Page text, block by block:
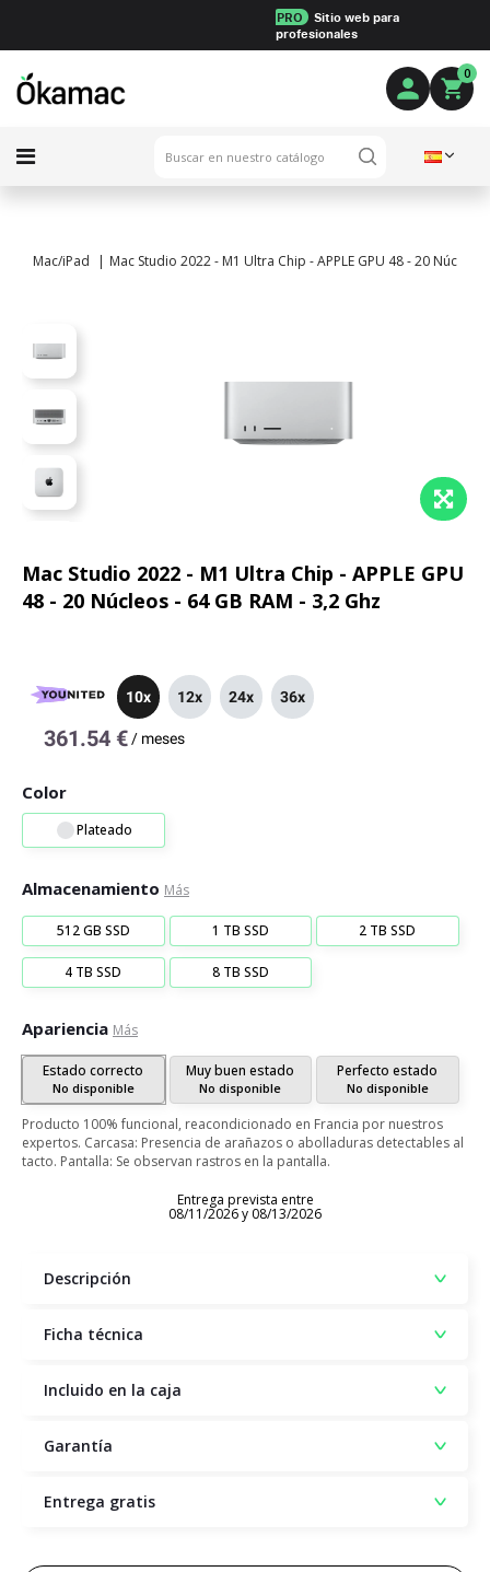
PRO
Sitio web para
profesionales
0
Mac/iPad Mac Studio 2022 - M1 Ultra Chip - APPLE GPU 48 - 20 Núcleos
Mac Studio 2022 - M1 Ultra Chip - APPLE GPU
48 - 20 Núcleos - 64 GB RAM - 3,2 Ghz
10x 12x 24x 36x
361.54 € / meses
Color
Plateado
Almacenamiento Más
512 GB SSD 1 TB SSD 2 TB SSD
4 TB SSD 8 TB SSD
Apariencia Más
Estado correcto
No disponible
Muy buen estado
No disponible
Perfecto estado
No disponible
Producto 100% funcional, reacondicionado en Francia por nuestros
expertos. Carcasa: Presencia de arañazos o abolladuras detectables al
tacto. Pantalla: Se observan rastros en la pantalla.
Entrega prevista entre
08/11/2026 y 08/13/2026
Descripción
Ficha técnica
Incluido en la caja
Garantía
Entrega gratis